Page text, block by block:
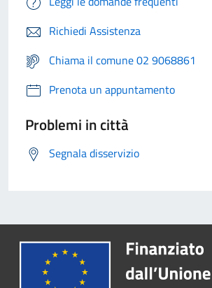
Richiedi Assistenza
Chiama il comune 02 9068861
Prenota un appuntamento
Problemi in città
Segnala disservizio